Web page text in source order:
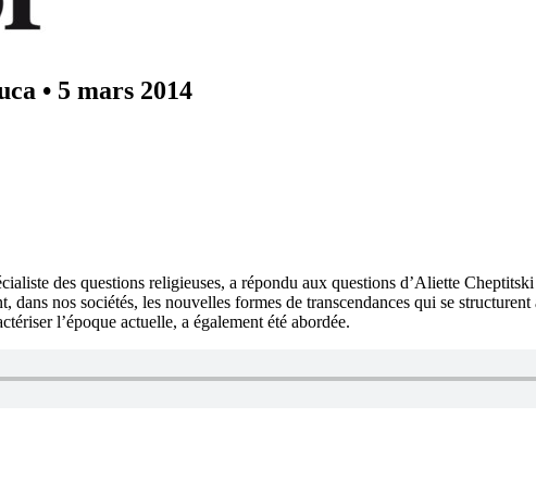
• 5 mars 2014
des questions religieuses, a répondu aux questions d’Aliette
nos sociétés, les nouvelles formes de transcendances qui se
l’époque actuelle, a également été abordée.